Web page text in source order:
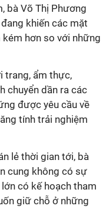
bà Võ Thị Phương
khiến các mặt
hơn so với những
trang, ẩm thực,
chuyển dần ra các
được yêu cầu về
tính trải nghiệm
lẻ thời gian tới, bà
cung không có sự
có kế hoạch tham
giữ chỗ ở những